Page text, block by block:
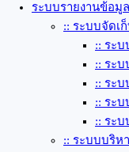
ระบบรายงานข้อมู
:: ระบบจัดเ
:: ระบ
:: ระบ
:: ระบ
:: ระบ
:: ระบ
:: ระบบบริห